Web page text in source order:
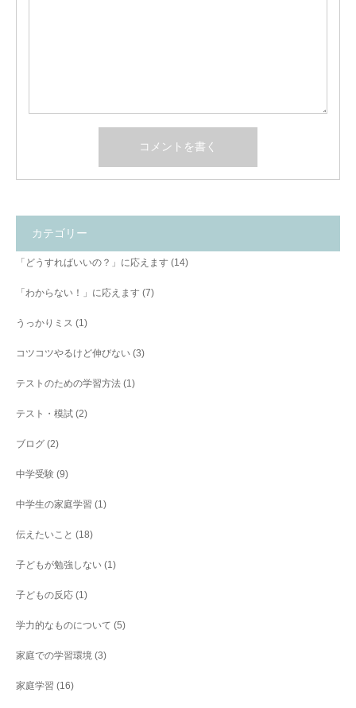
カテゴリー
「どうすればいいの？」に応えます (14)
「わからない！」に応えます (7)
うっかりミス (1)
コツコツやるけど伸びない (3)
テストのための学習方法 (1)
テスト・模試 (2)
ブログ (2)
中学受験 (9)
中学生の家庭学習 (1)
伝えたいこと (18)
子どもが勉強しない (1)
子どもの反応 (1)
学力的なものについて (5)
家庭での学習環境 (3)
家庭学習 (16)